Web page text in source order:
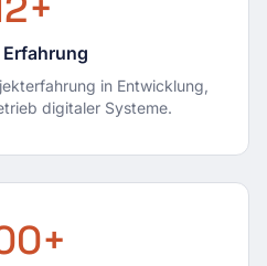
in Entwicklung,
digitaler Systeme.
+